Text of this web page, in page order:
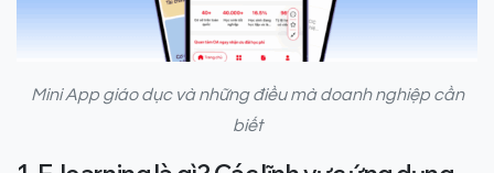
Mini App giáo dục và những điều mà doanh nghiệp cần
biết